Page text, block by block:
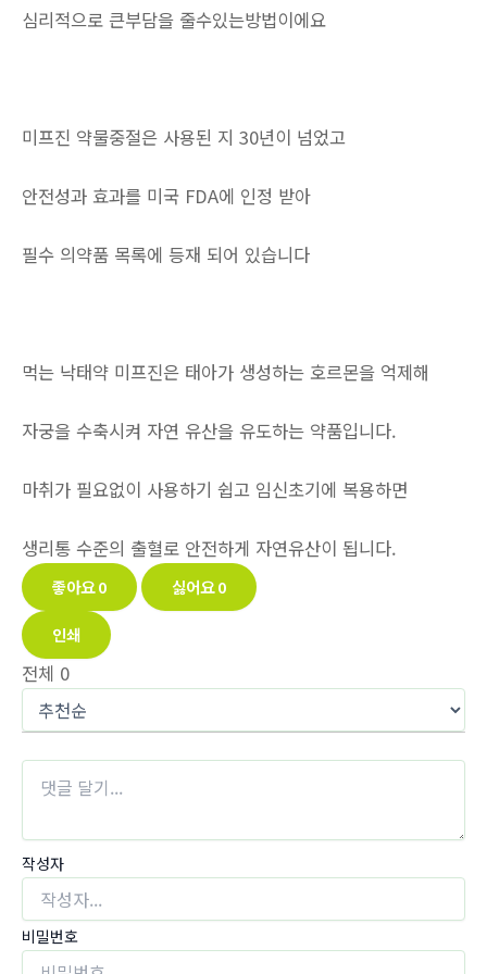
심리적으로 큰부담을 줄수있는방법이에요
미프진 약물중절은 사용된 지 30년이 넘었고
안전성과 효과를 미국 FDA에 인정 받아
필수 의약품 목록에 등재 되어 있습니다
먹는 낙태약 미프진은 태아가 생성하는 호르몬을 억제해
자궁을 수축시켜 자연 유산을 유도하는 약품입니다.
마취가 필요없이 사용하기 쉽고 임신초기에 복용하면
생리통 수준의 출혈로 안전하게 자연유산이 됩니다.
좋아요0 싫어요0
인쇄
전체 0
작성자
비밀번호